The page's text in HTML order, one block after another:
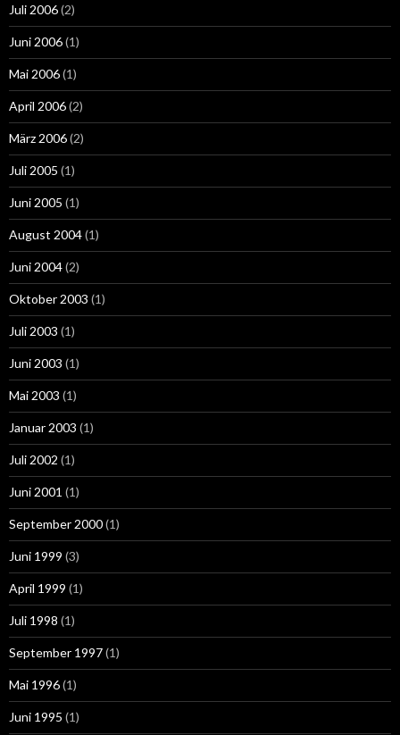
Juli 2006(2)
Juni 2006(1)
Mai 2006(1)
April 2006(2)
März 2006(2)
Juli 2005 (1)
Juni 2005 (1)
August 2004(1)
Juni 2004(2)
Oktober 2003 (1)
Juli 2003 (1)
Juni 2003 (1)
Mai 2003 (1)
Januar 2003 (1)
Juli 2002 (1)
Juni 2001 (1)
September 2000(1)
Juni 1999 (3)
April 1999 (1)
Juli 1998 (1)
September 1997(1)
Mai 1996(1)
Juni 1995 (1)